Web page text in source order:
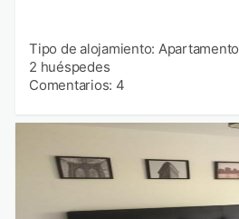
Tipo de alojamiento: Apartamento
2 huéspedes
Comentarios: 4